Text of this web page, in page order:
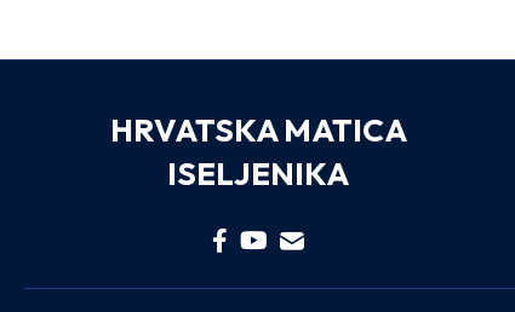
HRVATSKA MATICA
ISELJENIKA